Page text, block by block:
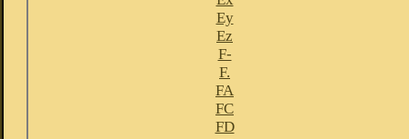
Ey
Ez
F-
F.
FA
FC
FD